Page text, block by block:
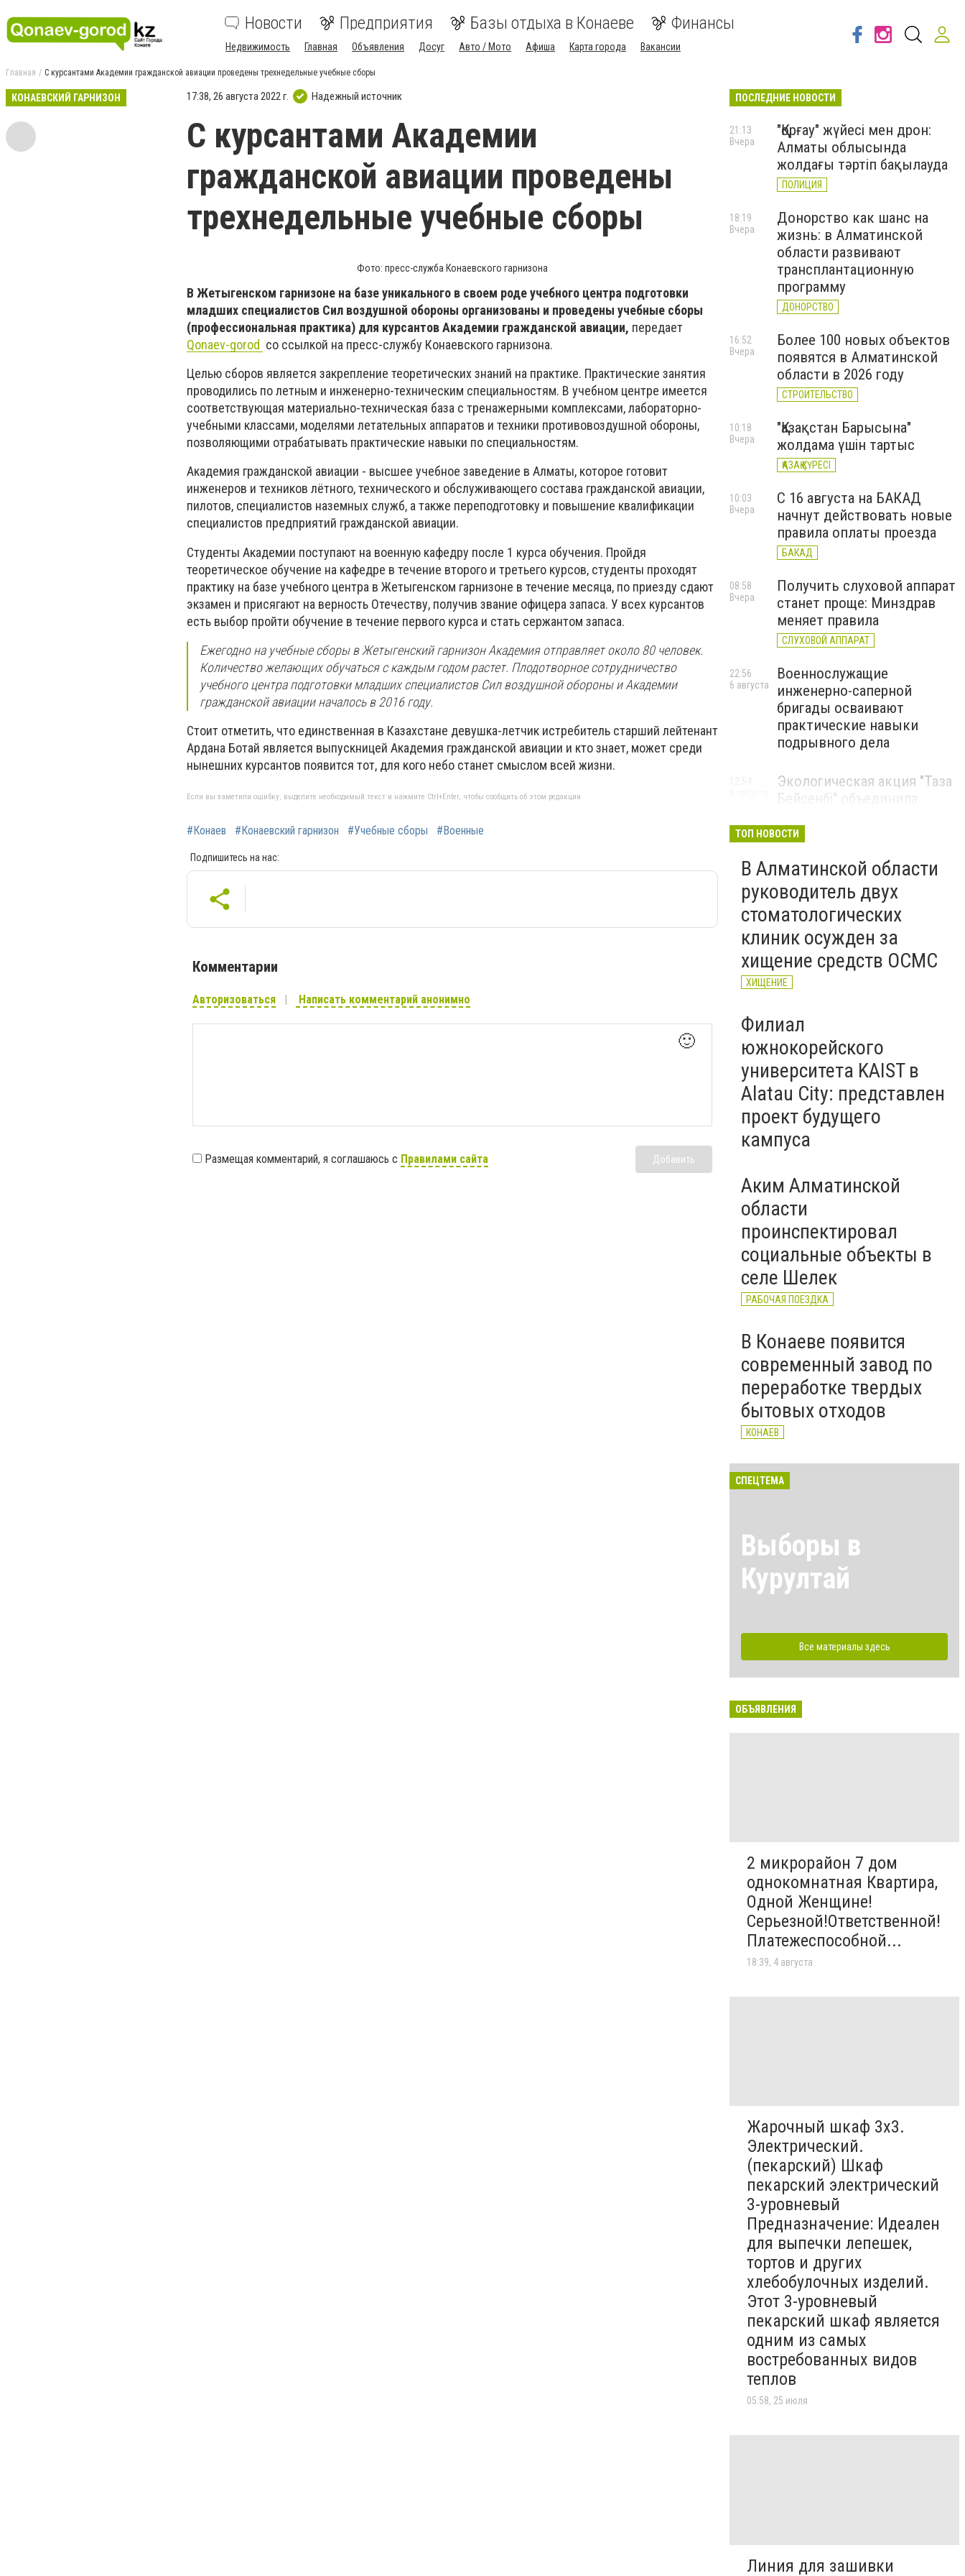
Новости Предприятия Базы отдыха в Конаеве Финансы
Недвижимость Главная Объявления Досуг Авто / Мото Афиша Карта города Вакансии
Главная С курсантами Академии гражданской авиации проведены трехнедельные учебные сборы
КОНАЕВСКИЙ ГАРНИЗОН 17:38, 26 августа 2022 г. Надежный источник
С курсантами Академии
гражданской авиации проведены
трехнедельные учебные сборы
Фото: пресс-служба Конаевского гарнизона
В Жетыгенском гарнизоне на базе уникального в своем роде учебного центра подготовки
младших специалистов Сил воздушной обороны организованы и проведены учебные сборы
(профессиональная практика) для курсантов Академии гражданской авиации, передает
Qonaev-gorod со ссылкой на пресс-службу Конаевского гарнизона.
Целью сборов является закрепление теоретических знаний на практике. Практические занятия
проводились по летным и инженерно-техническим специальностям. В учебном центре имеется
соответствующая материально-техническая база с тренажерными комплексами, лабораторно-
учебными классами, моделями летательных аппаратов и техники противовоздушной обороны,
позволяющими отрабатывать практические навыки по специальностям.
Академия гражданской авиации - высшее учебное заведение в Алматы, которое готовит
инженеров и техников лётного, технического и обслуживающего состава гражданской авиации,
пилотов, специалистов наземных служб, а также переподготовку и повышение квалификации
специалистов предприятий гражданской авиации.
Студенты Академии поступают на военную кафедру после 1 курса обучения. Пройдя
теоретическое обучение на кафедре в течение второго и третьего курсов, студенты проходят
практику на базе учебного центра в Жетыгенском гарнизоне в течение месяца, по приезду сдают
экзамен и присягают на верность Отечеству, получив звание офицера запаса. У всех курсантов
есть выбор пройти обучение в течение первого курса и стать сержантом запаса.
Ежегодно на учебные сборы в Жетыгенский гарнизон Академия отправляет около 80 человек.
Количество желающих обучаться с каждым годом растет. Плодотворное сотрудничество
учебного центра подготовки младших специалистов Сил воздушной обороны и Академии
гражданской авиации началось в 2016 году.
Стоит отметить, что единственная в Казахстане девушка-летчик истребитель старший лейтенант
Ардана Ботай является выпускницей Академия гражданской авиации и кто знает, может среди
нынешних курсантов появится тот, для кого небо станет смыслом всей жизни.
Если вы заметили ошибку, выделите необходимый текст и нажмите Ctrl+Enter, чтобы сообщить об этом редакции
#Конаев #Конаевский гарнизон #Учебные сборы #Военные
Подпишитесь на нас:
Комментарии
Авторизоваться Написать комментарий анонимно
🙂
Размещая комментарий, я соглашаюсь с Правилами сайта Добавить
ПОСЛЕДНИЕ НОВОСТИ
"Қорғау" жүйесі мен дрон:
Алматы облысында
жолдағы тәртіп бақылауда
ПОЛИЦИЯ
21:13
Вчера
Донорство как шанс на
жизнь: в Алматинской
области развивают
трансплантационную
программу
ДОНОРСТВО
18:19
Вчера
Более 100 новых объектов
появятся в Алматинской
области в 2026 году
СТРОИТЕЛЬСТВО
16:52
Вчера
"Қазақстан Барысына"
жолдама үшін тартыс
ҚАЗАҚ КҮРЕСІ
10:18
Вчера
С 16 августа на БАКАД
начнут действовать новые
правила оплаты проезда
БАКАД
10:03
Вчера
Получить слуховой аппарат
станет проще: Минздрав
меняет правила
СЛУХОВОЙ АППАРАТ
08:58
Вчера
Военнослужащие
инженерно-саперной
бригады осваивают
практические навыки
подрывного дела
22:56
6 августа
Экологическая акция "Таза
Бейсенбі" объединила
Алматинской области
ТОП НОВОСТИ
В Алматинской области
руководитель двух
стоматологических
клиник осужден за
хищение средств ОСМС
ХИЩЕНИЕ
Филиал
южнокорейского
университета KAIST в
Alatau City: представлен
проект будущего
кампуса
Аким Алматинской
области
проинспектировал
социальные объекты в
селе Шелек
РАБОЧАЯ ПОЕЗДКА
В Конаеве появится
современный завод по
переработке твердых
бытовых отходов
КОНАЕВ
СПЕЦТЕМА
Выборы в
Курултай
Все материалы здесь
ОБЪЯВЛЕНИЯ
2 микрорайон 7 дом
однокомнатная Квартира,
Одной Женщине!
Серьезной!Ответственной!
Платежеспособной...
18:39, 4 августа
Жарочный шкаф 3х3.
Электрический.
(пекарский) Шкаф
пекарский электрический
3-уровневый
Предназначение: Идеален
для выпечки лепешек,
тортов и других
хлебобулочных изделий.
Этот 3-уровневый
пекарский шкаф является
одним из самых
востребованных видов
теплов
05:58, 25 июля
Линия для зашивки